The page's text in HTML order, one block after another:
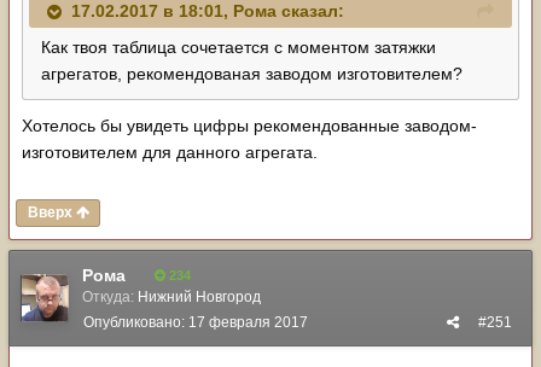
17.02.2017 в 18:01, Рома сказал:
Как твоя таблица сочетается с моментом затяжки
агрегатов, рекомендованая заводом изготовителем?
Хотелось бы увидеть цифры рекомендованные заводом-
изготовителем для данного агрегата.
Вверх
Рома 234
Откуда: Нижний Новгород
#251
Опубликовано: 17 февраля 2017